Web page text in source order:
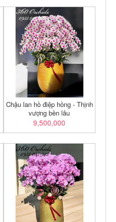
Chậu lan hồ điệp hồng - Thịnh
vượng bền lâu
9,500,000